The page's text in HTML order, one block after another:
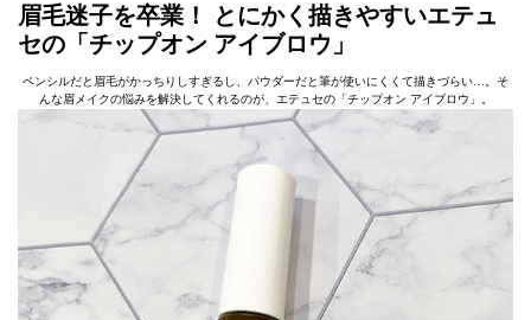
眉毛迷子を卒業！ とにかく描きやすいエテュ
セの「チップオン アイブロウ」
ペンシルだと眉毛がかっちりしすぎるし、パウダーだと筆が使いにくくて描きづらい…。そ
んな眉メイクの悩みを解決してくれるのが、エテュセの「チップオン アイブロウ」。